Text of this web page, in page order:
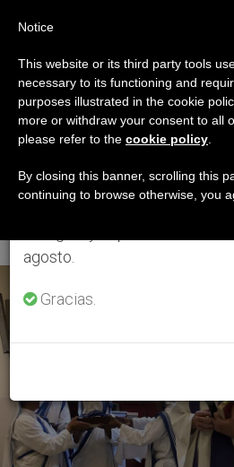
ETIQUETA
Posts
Electrico
Francisco’
ÚLTIMAS NOTICIAS
Aviso importante
Del 27 de julio al 7 de
anual, aprovechando que en
se generan menos
agosto.
Gracias.
Notice
This website or its third party tools
necessary to its functioning and
purposes illustrated in the cookie
more or withdraw your consent to all
please refer to the cookie policy
By closing this banner, scrolling this
continuing to browse otherwise, you